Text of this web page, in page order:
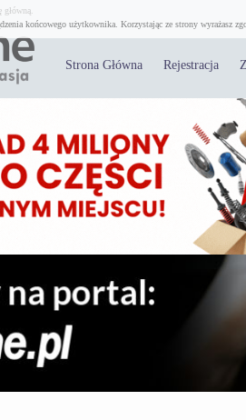
końcowego użytkownika. Korzystając ze strony wyrażasz
Strona Główna Rejestracja